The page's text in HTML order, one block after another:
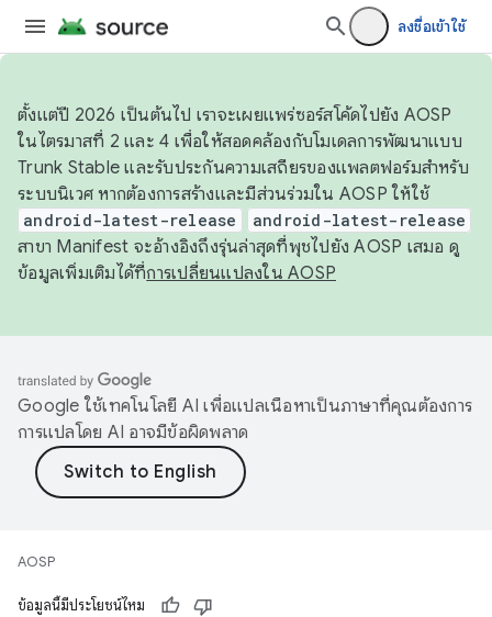
ลงชื่อเข้าใช้
ตั้งแต่ปี 2026 เป็นต้นไป เราจะเผยแพร่ซอร์สโค้ดไปยัง AOSP
ในไตรมาสที่ 2 และ 4 เพื่อให้สอดคล้องกับโมเดลการพัฒนาแบบ
Trunk Stable และรับประกันความเสถียรของแพลตฟอร์มสำหรับ
ระบบนิเวศ หากต้องการสร้างและมีส่วนร่วมใน AOSP ให้ใช้
android-latest-release android-latest-release
สาขา Manifest จะอ้างอิงถึงรุ่นล่าสุดที่พุชไปยัง AOSP เสมอ ดู
ข้อมูลเพิ่มเติมได้ที่การเปลี่ยนแปลงใน AOSP
Google ใช้เทคโนโลยี AI เพื่อแปลเนื้อหาเป็นภาษาที่คุณต้องการ
การแปลโดย AI อาจมีข้อผิดพลาด
AOSP
ข้อมูลนี้มีประโยชน์ไหม